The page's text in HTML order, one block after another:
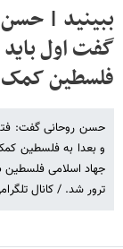
ببینید |
گفت اول
فلسطین کمک
حسن روحانی گفت:
و بعدا به فلسطین
ترور شد. / کانال